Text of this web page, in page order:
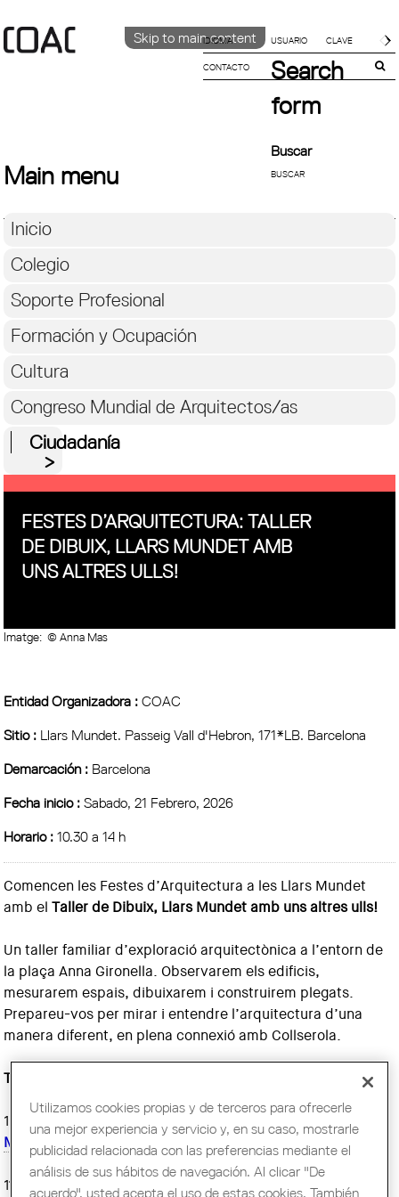
Skip to main content
IDIOMA
CATALÀ
CONTACTO
Search
form
Buscar
Main menu
Inicio
Colegio
Soporte Profesional
Formación y Ocupación
Cultura
Congreso Mundial de Arquitectos/as
Ciudadanía
FESTES D’ARQUITECTURA: TALLER
DE DIBUIX, LLARS MUNDET AMB
UNS ALTRES ULLS!
Imatge: © Anna Mas
Entidad Organizadora :COAC
Sitio : Llars Mundet. Passeig Vall d'Hebron, 171*LB. Barcelona
Demarcación : Barcelona
Fecha inicio :Sabado, 21 Febrero, 2026
Horario :10.30 a 14 h
Comencen les Festes d’Arquitectura a les Llars Mundet
amb elTaller de Dibuix, Llars Mundet amb uns altres ulls!
Un taller familiar d’exploració arquitectònica a l’entorn de
la plaça Anna Gironella. Observarem els edificis,
mesurarem espais, dibuixarem i construirem plegats.
Prepareu-vos per mirar i entendre l’arquitectura d’una
manera diferent, en plena connexió amb Collserola.
TALLERS I ACTIVITATS:
10.30 h Visites guiades al recinte Llars Mundet
Més informació i inscripcions
11-14 h Exposició “La volta catalana. De la tradició a la
Utilizamos cookies propias y de terceros para ofrecerle
una mejor experiencia y servicio y, en su caso, mostrarle
publicidad relacionada con las preferencias mediante el
análisis de sus hábitos de navegación. Al clicar "De
acuerdo", usted acepta el uso de estas cookies. También